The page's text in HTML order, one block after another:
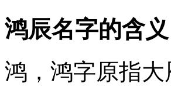
鸿辰名字的含义
鸿 ，鸿字原指